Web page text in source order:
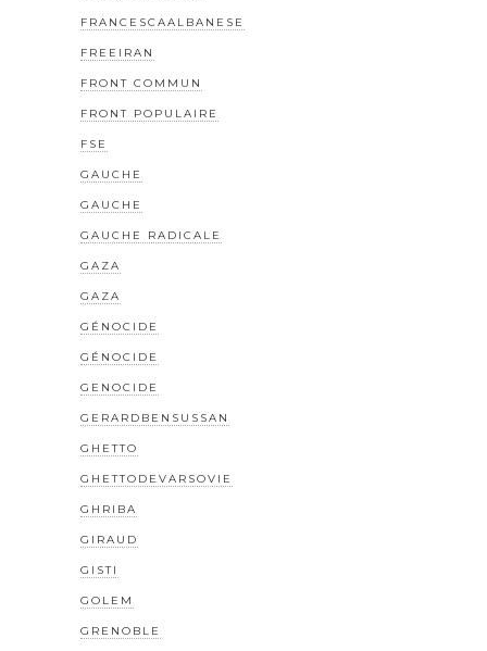
FRANCESCAALBANESE
FREEIRAN
FRONT COMMUN
FRONT POPULAIRE
FSE
GAUCHE
GAUCHE
GAUCHE RADICALE
GAZA
GAZA
GÉNOCIDE
GÉNOCIDE
GENOCIDE
GERARDBENSUSSAN
GHETTO
GHETTODEVARSOVIE
GHRIBA
GIRAUD
GISTI
GOLEM
GRENOBLE